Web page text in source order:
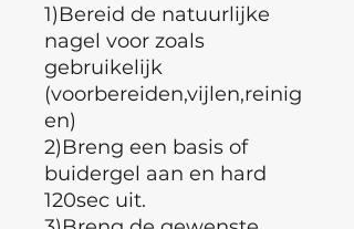
1)Bereid de natuurlijke
nagel voor zoals
gebruikelijk
(voorbereiden,vijlen,reinig
en)
2)Breng een basis of
buidergel aan en hard
120sec uit.